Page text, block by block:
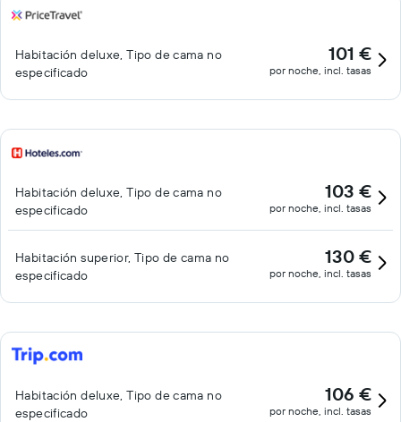
Habitación deluxe, Tipo de cama no
especificado
101 €
por noche, incl. tasas
Habitación deluxe, Tipo de cama no
especificado
103 €
por noche, incl. tasas
Habitación superior, Tipo de cama no
especificado
130 €
por noche, incl. tasas
Habitación deluxe, Tipo de cama no
especificado
106 €
por noche, incl. tasas